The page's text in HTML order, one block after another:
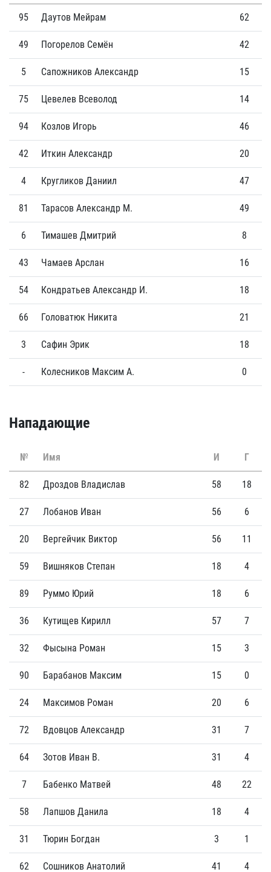
95 Даутов Мейрам 62
49 Погорелов Семён 42
5 Сапожников Александр 15
75 Цевелев Всеволод 14
94 Козлов Игорь 46
42 Иткин Александр 20
4 Кругликов Даниил 47
81 Тарасов Александр М. 49
6 Тимашев Дмитрий 8
43 Чамаев Арслан 16
54 Кондратьев Александр И. 18
66 Головатюк Никита 21
3 Сафин Эрик 18
- Колесников Максим А. 0
Нападающие
№ Имя И Г
82 Дроздов Владислав 58 18
27 Лобанов Иван 56 6
20 Вергейчик Виктор 56 11
59 Вишняков Степан 18 4
89 Руммо Юрий 18 6
36 Кутищев Кирилл 57 7
32 Фысына Роман 15 3
90 Барабанов Максим 15 0
24 Максимов Роман 20 6
72 Вдовцов Александр 31 7
64 Зотов Иван В. 31 4
7 Бабенко Матвей 48 22
58 Лапшов Данила 18 4
31 Тюрин Богдан 3 1
62 Сошников Анатолий 41 4